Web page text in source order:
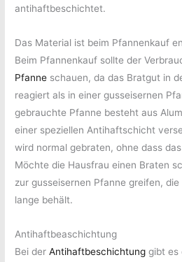
antihaftbeschichtet.
Das Material ist beim Pfannenkauf
Beim Pfannenkauf sollte der
Pfanne schauen, da das Bratgut in
reagiert als in einer gusseisernen
gebrauchte Pfanne besteht aus
einer speziellen Antihaftschicht
wird normal gebraten, ohne dass
Möchte die Hausfrau einen Braten
zur gusseisernen Pfanne greifen,
lange behält.
Antihaftbeaschichtung
Bei derAntihaftbeschichtung gibt es